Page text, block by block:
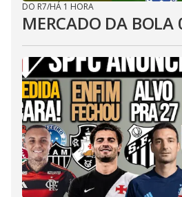
DO R7/HÁ 1 HORA
MERCADO DA